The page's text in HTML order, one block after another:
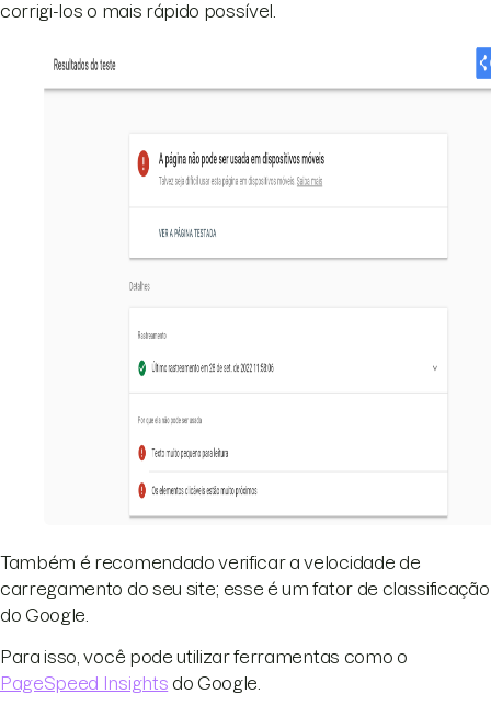
corrigi-los o mais rápido possível.
Também é recomendado verificar a velocidade de
carregamento do seu site; esse é um fator de classificação
do Google.
Para isso, você pode utilizar ferramentas como o
PageSpeed Insights do Google.